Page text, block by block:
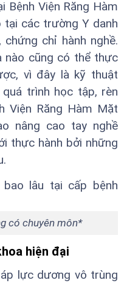
Bệnh Viện Răng Hàm
tại các trường Y danh
chỉ hành nghề.
nào cũng có thể thực
vì đây là kỹ thuật
trình học tập, rèn
Viện Răng Hàm Mặt
nâng cao tay nghề
thực hành bởi những
có chuyên môn*
hiện đại
lực dương vô trùng